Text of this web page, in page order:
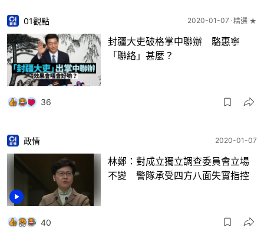
01觀點 2020-01-07 精選 ★
封疆大吏破格掌中聯辦 駱惠寧
「聯絡」甚麼？
36
政情 2020-01-07
林鄭：對成立獨立調查委員會立場
不變 警隊承受四方八面失實指控
40